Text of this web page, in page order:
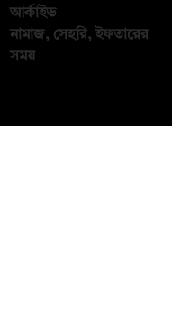
আর্কাইভ
নামাজ, সেহরি, ইফতারের
সময়